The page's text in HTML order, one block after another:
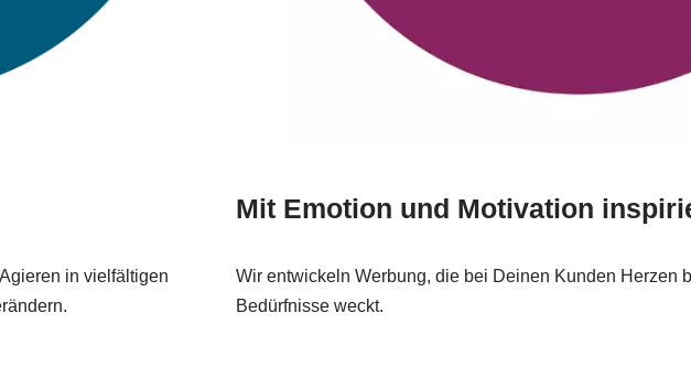
in vielfältigen
Mit Emotion und Motivation
Wir entwickeln Werbung, die bei Deinen Kunden Herzen
Bedürfnisse weckt.